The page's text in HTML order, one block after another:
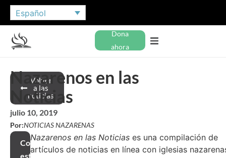
Español
Dona
ahora
Volver
a las
noticias
Nazarenos en las
Noticias
julio 10, 2019
Por:NOTICIAS NAZARENAS
Compartir
este
Nazarenos en las Noticias es una compilación de
artículos de noticias en línea con iglesias